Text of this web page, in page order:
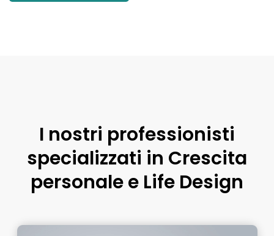
I nostri professionisti
specializzati in Crescita
personale e Life Design